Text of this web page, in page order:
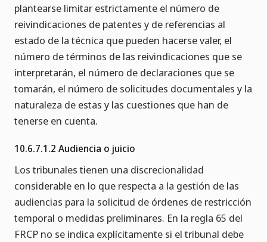
plantearse limitar estrictamente el número de
reivindicaciones de patentes y de referencias al
estado de la técnica que pueden hacerse valer, el
número de términos de las reivindicaciones que se
interpretarán, el número de declaraciones que se
tomarán, el número de solicitudes documentales y la
naturaleza de estas y las cuestiones que han de
tenerse en cuenta.
10.6.7.1.2 Audiencia o juicio
Los tribunales tienen una discrecionalidad
considerable en lo que respecta a la gestión de las
audiencias para la solicitud de órdenes de restricción
temporal o medidas preliminares. En la regla 65 del
FRCP no se indica explícitamente si el tribunal debe